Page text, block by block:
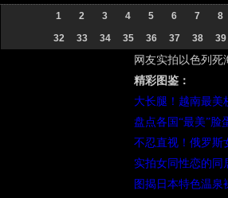
1 2 3 4 5 6 7 8
32
33 34 35 36 37 38 39
网友实拍以色列
精彩图鉴：
大长腿！越南最
盘点各国“最美”脸
不忍直视！俄罗斯
实拍女同性恋的同
图揭日本特色温